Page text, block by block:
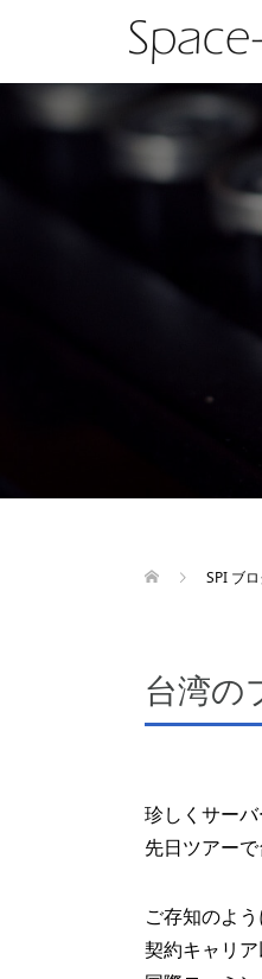
SPI ブ
台湾の
珍しくサーバ
先日ツアー
ご存知のよ
契約キャリア